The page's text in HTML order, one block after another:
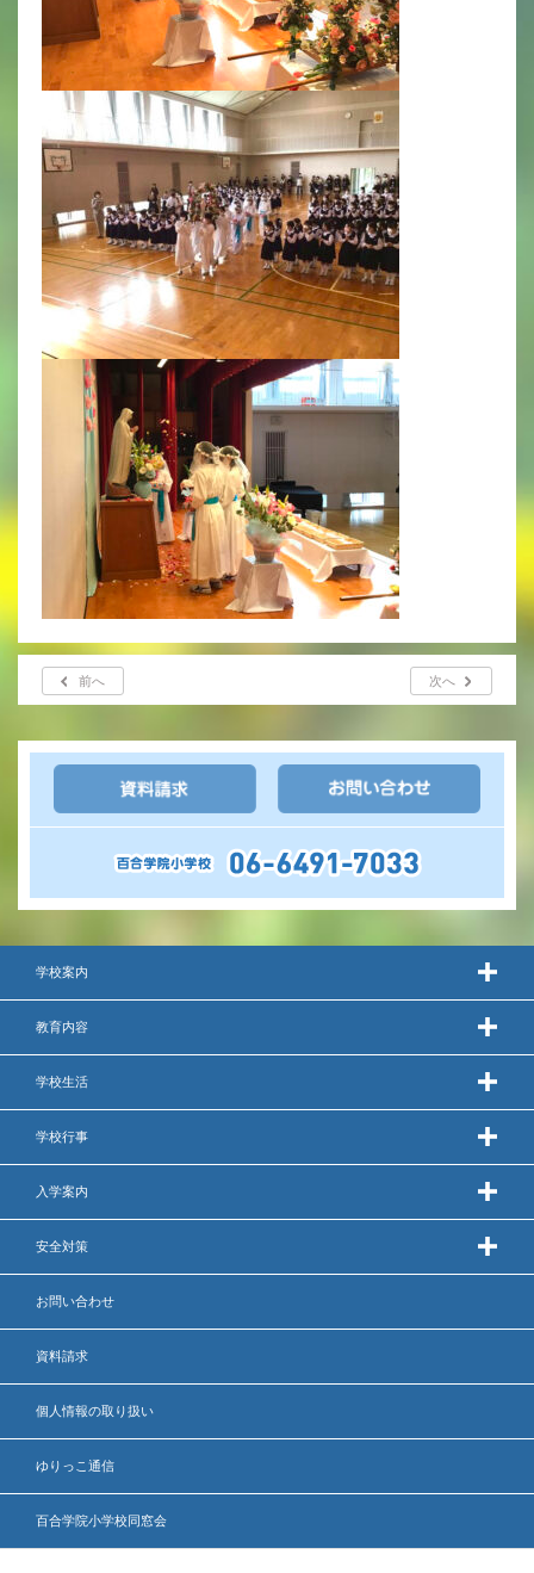
前へ 次へ
学校案内
教育内容
学校生活
学校行事
入学案内
安全対策
お問い合わせ
資料請求
個人情報の取り扱い
ゆりっこ通信
百合学院小学校同窓会
行事紹介
校外学習・宿泊行事
新入生募集要項
入学金・学費
優遇制度
転編入試験について
保護者の声・入試関連よくある質問
説明会・公開行事
いじめ防止基本方針
安全・防災教育
警報などの対応